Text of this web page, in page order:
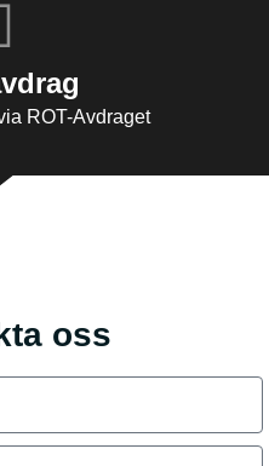
ROT-Avdraget
oss